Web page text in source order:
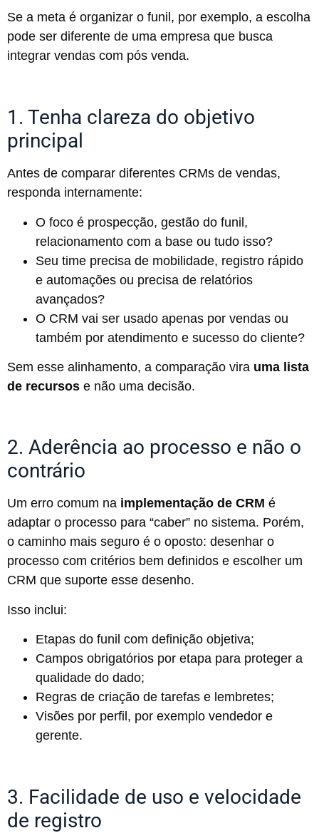
Se a meta é organizar o funil, por exemplo, a escolha
pode ser diferente de uma empresa que busca
integrar vendas com pós venda.
1. Tenha clareza do objetivo
principal
Antes de comparar diferentes CRMs de vendas,
responda internamente:
O foco é prospecção, gestão do funil,
relacionamento com a base ou tudo isso?
Seu time precisa de mobilidade, registro rápido
e automações ou precisa de relatórios
avançados?
O CRM vai ser usado apenas por vendas ou
também por atendimento e sucesso do cliente?
Sem esse alinhamento, a comparação vira uma lista
de recursos e não uma decisão.
2. Aderência ao processo e não o
contrário
Um erro comum na implementação de CRM é
adaptar o processo para “caber” no sistema. Porém,
o caminho mais seguro é o oposto: desenhar o
processo com critérios bem definidos e escolher um
CRM que suporte esse desenho.
Isso inclui:
Etapas do funil com definição objetiva;
Campos obrigatórios por etapa para proteger a
qualidade do dado;
Regras de criação de tarefas e lembretes;
Visões por perfil, por exemplo vendedor e
gerente.
3. Facilidade de uso e velocidade
de registro